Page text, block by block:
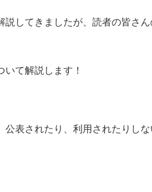
してきましたが、読者の皆さ
て解説します！
表されたり、利用されたりし